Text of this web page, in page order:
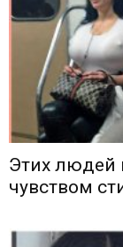
Этих людей
чувством